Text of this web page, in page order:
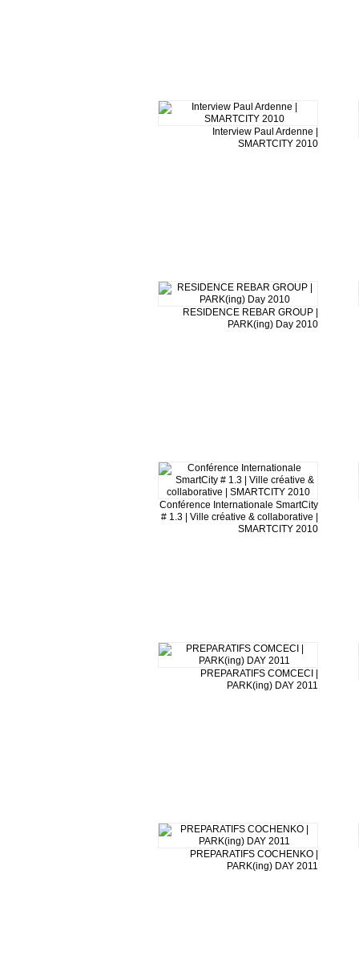
Interview Paul Ardenne |
SMARTCITY 2010
RESIDENCE REBAR GROUP |
PARK(ing) Day 2010
Conférence Internationale SmartCity
# 1.3 | Ville créative & collaborative |
SMARTCITY 2010
PREPARATIFS COMCECI |
PARK(ing) DAY 2011
PREPARATIFS COCHENKO |
PARK(ing) DAY 2011